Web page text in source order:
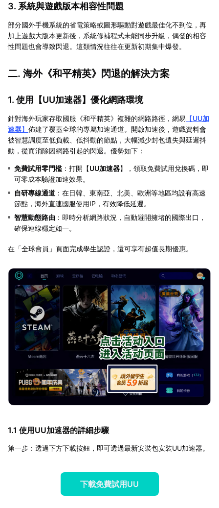
3. 系統與遊戲版本相容性問題
部分國外手機系統的省電策略或圖形驅動對遊戲最佳化不到位，再
加上遊戲大版本更新後，系統修補程式未能同步升級，偶發的相容
性問題也會導致閃退。這類情況往往在更新初期集中爆發。
二. 海外《和平精英》閃退的解決方案
1. 使用【UU加速器】優化網路環境
針對海外玩家存取國服《和平精英》複雜的網路路徑，網易 【UU加
速器】 佈建了覆蓋全球的專屬加速通道。開啟加速後，遊戲資料會
被智慧調度至低負載、低抖動的節點，大幅減少封包遺失與延遲抖
動，從而消除因網路引起的閃退。優勢如下：
免費試用零門檻 ：打開【UU加速器】，領取免費試用兌換碼，即
可零成本驗證加速效果。
自研專線通道 ：在日韓、東南亞、北美、歐洲等地區均設有高速
節點，海外直連國服使用IP，有效降低延遲。
智慧動態路由 ：即時分析網路狀況，自動避開擁堵的國際出口，
確保連線穩定如一。
在「全球會員」頁面完成學生認證，還可享有超值長期優惠。
1.1 使用UU加速器的詳細步驟
第一步：透過下方下載按鈕，即可透過最新安裝包安裝UU加速器。
下載免費試用UU